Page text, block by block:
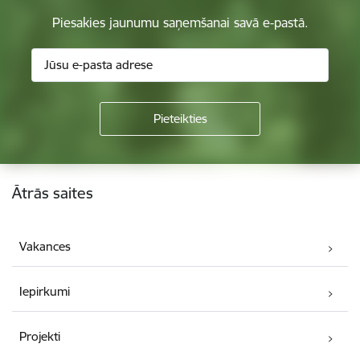
Piesakies jaunumu saņemšanai savā e-pastā.
Kājene
Ātrās saites
Vakances
Iepirkumi
Projekti